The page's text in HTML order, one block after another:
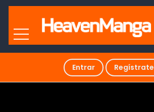
Entrar Regístrate